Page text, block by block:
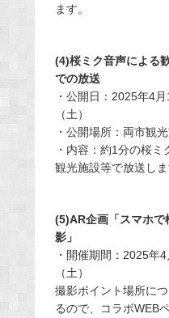
ます。
(4)桜ミク音声による
での放送
・公開日：2025年4
（土）
・公開場所：両市観
・内容：約1分の桜
観光施設等で放送しま
(5)AR企画「スマホで
影」
・開催期間：2025年
（土）
撮影ポイント場所に
るので、コラボWEB